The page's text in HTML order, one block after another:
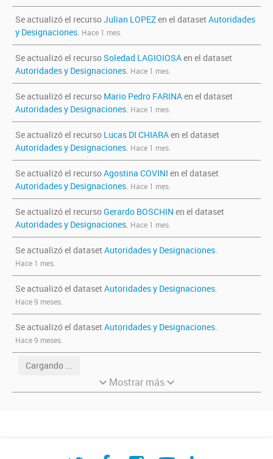
Se actualizó el recursoJulian LOPEZen el dataset Autoridades
y Designaciones. Hace 1 mes.
Se actualizó el recursoSoledad LAGIOIOSAen el dataset
Autoridades y Designaciones. Hace 1 mes.
Se actualizó el recurso Mario Pedro FARINAen el dataset
Autoridades y Designaciones. Hace 1 mes.
Se actualizó el recurso Lucas DI CHIARAen el dataset
Autoridades y Designaciones. Hace 1 mes.
Se actualizó el recursoAgostina COVINI en el dataset
Autoridades y Designaciones. Hace 1 mes.
Se actualizó el recursoGerardo BOSCHIN en el dataset
Autoridades y Designaciones. Hace 1 mes.
Se actualizó el dataset Autoridades y Designaciones.
Hace 1 mes.
Se actualizó el dataset Autoridades y Designaciones.
Hace 9 meses.
Se actualizó el dataset Autoridades y Designaciones.
Hace 9 meses.
Cargando ...
Mostrar más